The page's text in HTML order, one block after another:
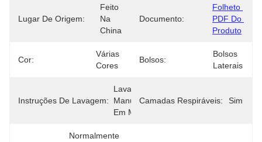
Lugar De Origem:
Feito
Na
China
Documento:
Folheto
PDF Do
Produto
Cor:
Várias
Cores
Bolsos:
Bolsos
Laterais
Instruções De Lavagem:
Lavagem
Manual/lavagem
Em Máquina
Camadas Respiráveis: Sim
Normalmente